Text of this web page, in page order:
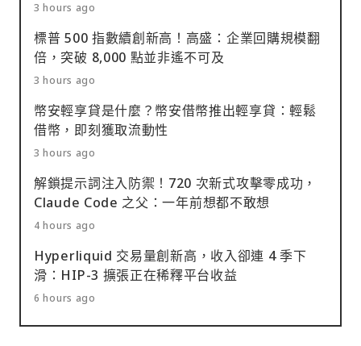
3 hours ago
標普 500 指數續創新高！高盛：企業回購規模翻
倍，突破 8,000 點並非遙不可及
3 hours ago
幣安輕享貸是什麼？幣安借幣推出輕享貸：輕鬆
借幣，即刻獲取流動性
3 hours ago
解鎖提示詞注入防禦！720 次新式攻擊零成功，
Claude Code 之父：一年前想都不敢想
4 hours ago
Hyperliquid 交易量創新高，收入卻連 4 季下
滑：HIP-3 擴張正在稀釋平台收益
6 hours ago